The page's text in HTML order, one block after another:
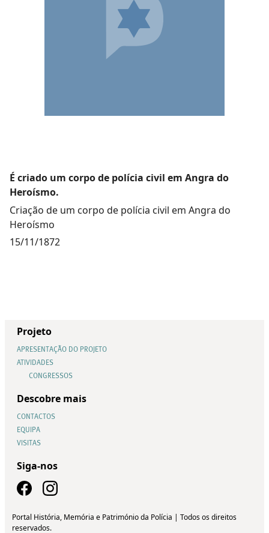
É criado um corpo de polícia civil em Angra do
Heroísmo.
Criação de um corpo de polícia civil em Angra do
Heroísmo
15/11/1872
Projeto
APRESENTAÇÃO DO PROJETO
ATIVIDADES
CONGRESSOS
Descobre mais
CONTACTOS
EQUIPA
VISITAS
Siga-nos
Portal História, Memória e Património da Polícia | Todos os direitos
reservados.